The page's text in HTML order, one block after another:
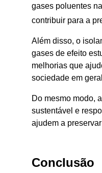
gases poluentes
contribuir para a
Além disso, o
gases de efeito
melhorias que
sociedade em
Do mesmo modo,
sustentável e
ajudem a
Conclusão